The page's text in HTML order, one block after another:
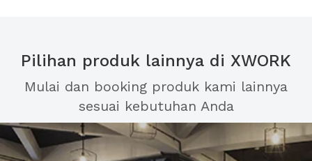
Pilihan produk lainnya di XWORK
Mulai dan booking produk kami lainnya
sesuai kebutuhan Anda